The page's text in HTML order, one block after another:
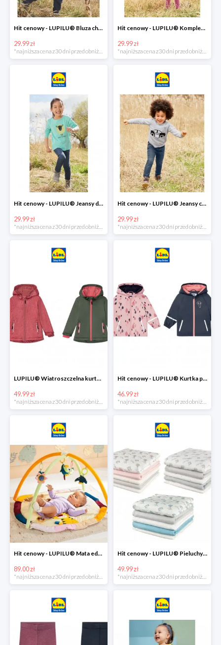
Hit cenowy - LUPILU® Bluza chłopięca w stylu college
29.99 zł
*najniższa cena z 30 dni przed obniżką
Hit cenowy - LUPILU® Komplet dziewczęcy (sukienka + legginsy)
29.99 zł
*najniższa cena z 30 dni przed obniżką
Hit cenowy - LUPILU® Jeansy dziewczęce slim fit
29.99 zł
Hit cenowy - LUPILU® Jeansy chłopięce slim fit
29.99 zł
LUPILU® Wiatroszczelna kurtka dziecięca softshell, 1 sztuka
49.99 zł
Hit cenowy - LUPILU® Kurtka przeciwdeszczowa dziewczęca, 1 sztuka
46.99 zł
Hit cenowy - LUPILU® Mata edukacyjna dla niemowląt, 1 sztuka
89.00 zł
*najniższa cena z 30 dni przed obniżką
Hit cenowy - LUPILU® Pieluchy tetrowe 80x80 cm, z biobawełny, 5 sztuk
49.99 zł
*najniższa cena z 30 dni przed obniżką